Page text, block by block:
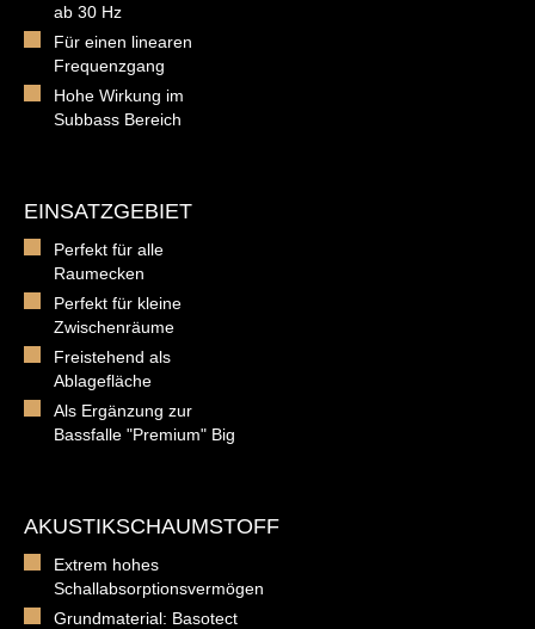
ab 30 Hz
Für einen linearen
Frequenzgang
Hohe Wirkung im
Subbass Bereich
EINSATZGEBIET
Perfekt für alle
Raumecken
Perfekt für kleine
Zwischenräume
Freistehend als
Ablagefläche
Als Ergänzung zur
Bassfalle "Premium" Big
AKUSTIKSCHAUMSTOFF
Extrem hohes
Schallabsorptionsvermögen
Grundmaterial: Basotect